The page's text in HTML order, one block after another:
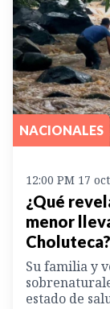
NACIONALES
12:00 PM 17
¿Qué
menor
Choluteca?
Su familia y
estado de